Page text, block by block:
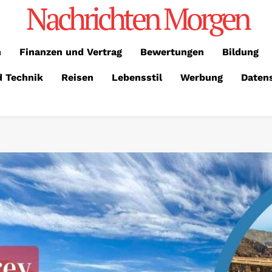
Nachrichten Morgen
Finanzen und Vertrag Bewertungen Bildung
Technik Reisen Lebensstil Werbung